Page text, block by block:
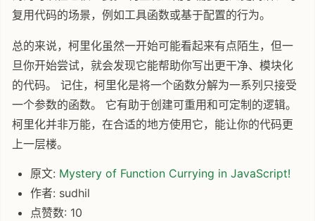
复用代码的场景，例如工具函数或基于配置的行为。
总的来说，柯里化虽然一开始可能看起来有点陌生，但一
旦你开始尝试，就会发现它能帮助你写出更干净、模块化
的代码。 记住，柯里化是将一个函数分解为一系列只接受
一个参数的函数。 它有助于创建可重用和可定制的逻辑。
柯里化并非万能，在合适的地方使用它，能让你的代码更
上一层楼。
原文: Mystery of Function Currying in JavaScript!
作者: sudhil
点赞数: 10